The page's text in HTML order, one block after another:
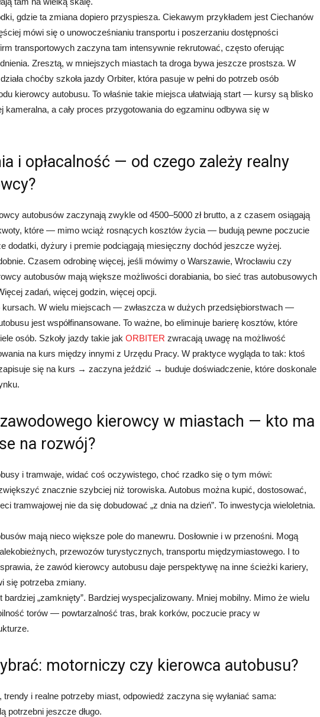
gdzie ta zmiana dopiero przyspiesza. Ciekawym przykładem jest Ciechanów
mówi się o unowocześnianiu transportu i poszerzaniu dostępności
transportowych zaczyna tam intensywnie rekrutować, często oferując
Zresztą, w mniejszych miastach ta droga bywa jeszcze prostsza. W
choćby szkoła jazdy Orbiter, która pasuje w pełni do potrzeb osób
kierowcy autobusu. To właśnie takie miejsca ułatwiają start — kursy są blisko
kameralna, a cały proces przygotowania do egzaminu odbywa się w
i opłacalność — od czego zależy realny
autobusów zaczynają zwykle od 4500–5000 zł brutto, a z czasem osiągają
kwoty, które — mimo wciąż rosnących kosztów życia — budują pewne poczucie
dodatki, dyżury i premie podciągają miesięczny dochód jeszcze wyżej.
Czasem odrobinę więcej, jeśli mówimy o Warszawie, Wrocławiu czy
autobusów mają większe możliwości dorabiania, bo sieć tras autobusowych
zadań, więcej godzin, więcej opcji.
kursach. W wielu miejscach — zwłaszcza w dużych przedsiębiorstwach —
jest współfinansowane. To ważne, bo eliminuje barierę kosztów, które
osób. Szkoły jazdy takie jak ORBITER zwracają uwagę na możliwość
na kurs między innymi z Urzędu Pracy. W praktyce wygląda to tak: ktoś
się na kurs → zaczyna jeździć → buduje doświadczenie, które doskonale
kierowcy w miastach — kto ma
na rozwój?
i tramwaje, widać coś oczywistego, choć rzadko się o tym mówi:
znacznie szybciej niż torowiska. Autobus można kupić, dostosować,
tramwajowej nie da się dobudować „z dnia na dzień”. To inwestycja wieloletnia.
mają nieco większe pole do manewru. Dosłownie i w przenośni. Mogą
przewozów turystycznych, transportu międzymiastowego. I to
że zawód kierowcy autobusu daje perspektywę na inne ścieżki kariery,
się potrzeba zmiany.
„zamknięty”. Bardziej wyspecjalizowany. Mniej mobilny. Mimo że wielu
torów — powtarzalność tras, brak korków, poczucie pracy w
motorniczy czy kierowca autobusu?
i realne potrzeby miast, odpowiedź zaczyna się wyłaniać sama:
potrzebni jeszcze długo.